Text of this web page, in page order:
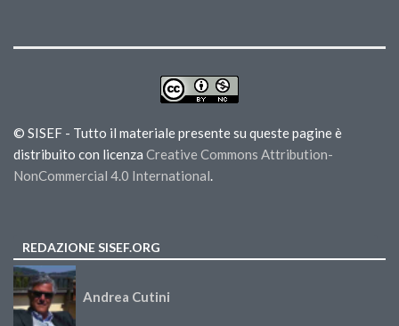
© SISEF - Tutto il materiale presente su queste pagine è
distribuito con licenza Creative Commons Attribution-
NonCommercial 4.0 International.
REDAZIONE SISEF.ORG
Andrea Cutini